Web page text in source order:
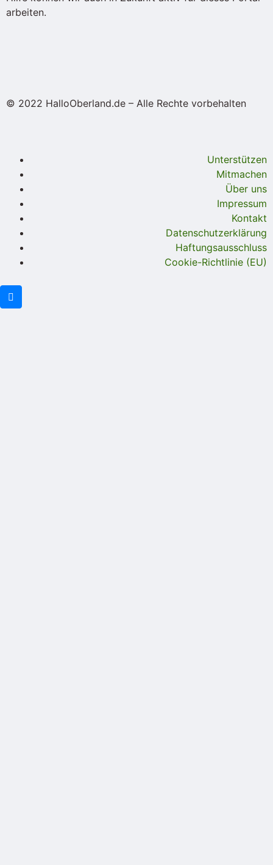
arbeiten.
© 2022 HalloOberland.de – Alle Rechte vorbehalten
Unterstützen
Mitmachen
Über uns
Impressum
Kontakt
Datenschutzerklärung
Haftungsausschluss
Cookie-Richtlinie (EU)